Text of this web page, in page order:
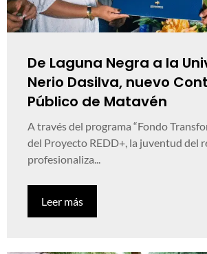
De Laguna Negra a la
Nerio Dasilva, nuevo
Público de Matavén
A través del programa “Fondo
del Proyecto REDD+, la juventud del
profesionaliza...
Leer más